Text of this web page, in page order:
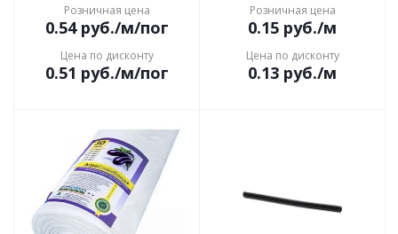
Розничная цена
0.54руб./м/пог
Цена по дисконту
0.51 руб./м/пог
Розничная цена
0.15 руб./м
Цена по дисконту
0.13 руб./м